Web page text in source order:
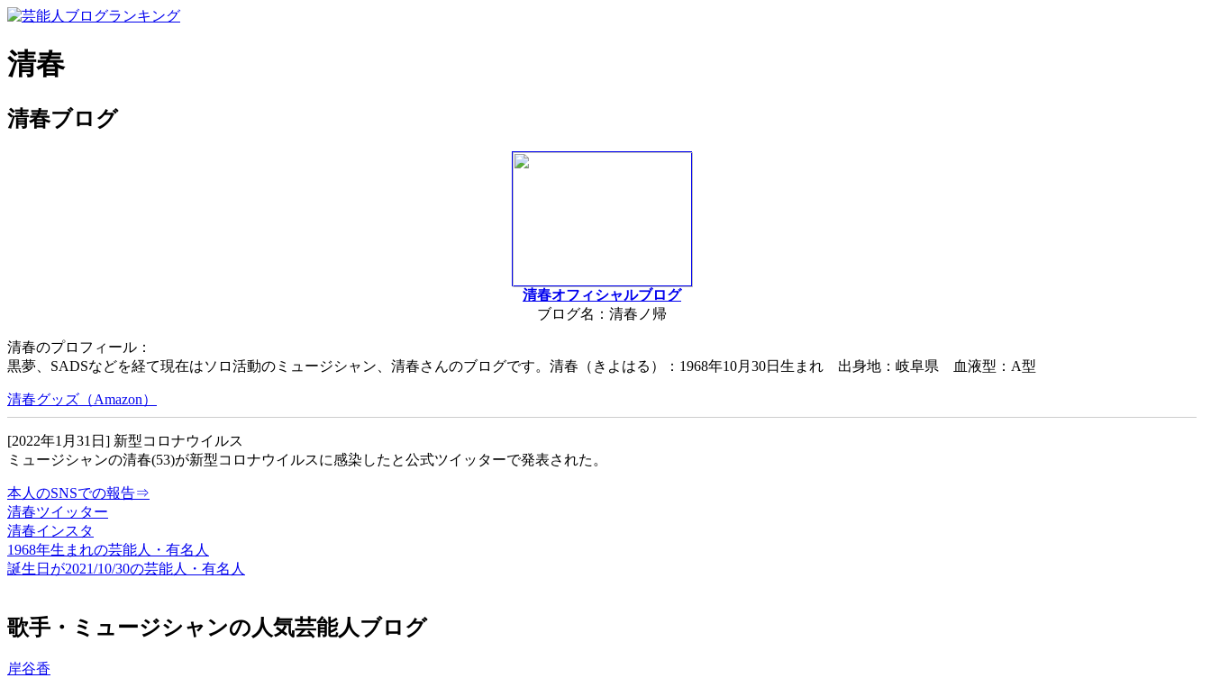
清春
清春ブログ
清春オフィシャルブログ
ブログ名：清春ノ帰
清春のプロフィール：
黒夢、SADSなどを経て現在はソロ活動のミュージシャン、清春さんのブログです。清春（きよはる）：1968年10月30日生まれ 出身地：岐阜県 血液型：A型
清春グッズ（Amazon）
[2022年1月31日] 新型コロナウイルス
ミュージシャンの清春(53)が新型コロナウイルスに感染したと公式ツイッターで発表された。
本人のSNSでの報告⇒
清春ツイッター
清春インスタ
1968年生まれの芸能人・有名人
誕生日が2021/10/30の芸能人・有名人
歌手・ミュージシャンの人気芸能人ブログ
岸谷香